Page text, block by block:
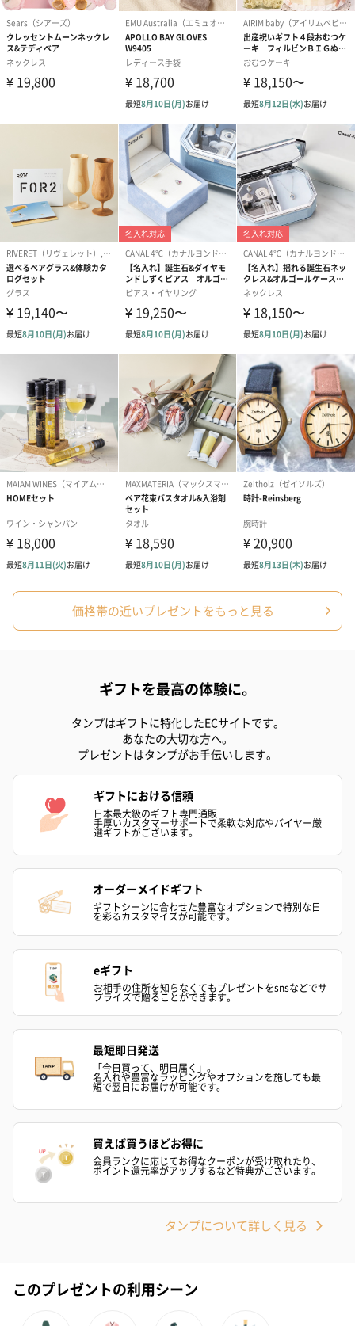
価格帯の近いプレゼントをもっと見る
ギフトを最高の体験に。
タンプはギフトに特化したECサイトです。
あなたの大切な方へ。
プレゼントはタンプがお手伝いします。
ギフトにおける信頼
日本最大級のギフト専門通販
手厚いカスタマーサポートで柔軟な対応やバイヤー厳
選ギフトがございます。
オーダーメイドギフト
ギフトシーンに合わせた豊富なオプションで特別な日
を彩るカスタマイズが可能です。
eギフト
お相手の住所を知らなくてもプレゼントをsnsなどでサ
プライズで贈ることができます。
最短即日発送
「今日買って、明日届く」。
名入れや豊富なラッピングやオプションを施しても最
短で翌日にお届けが可能です。
買えば買うほどお得に
会員ランクに応じてお得なクーポンが受け取れたり、
ポイント還元率がアップするなど特典がございます。
タンプについて詳しく見る
このプレゼントの利用シーン